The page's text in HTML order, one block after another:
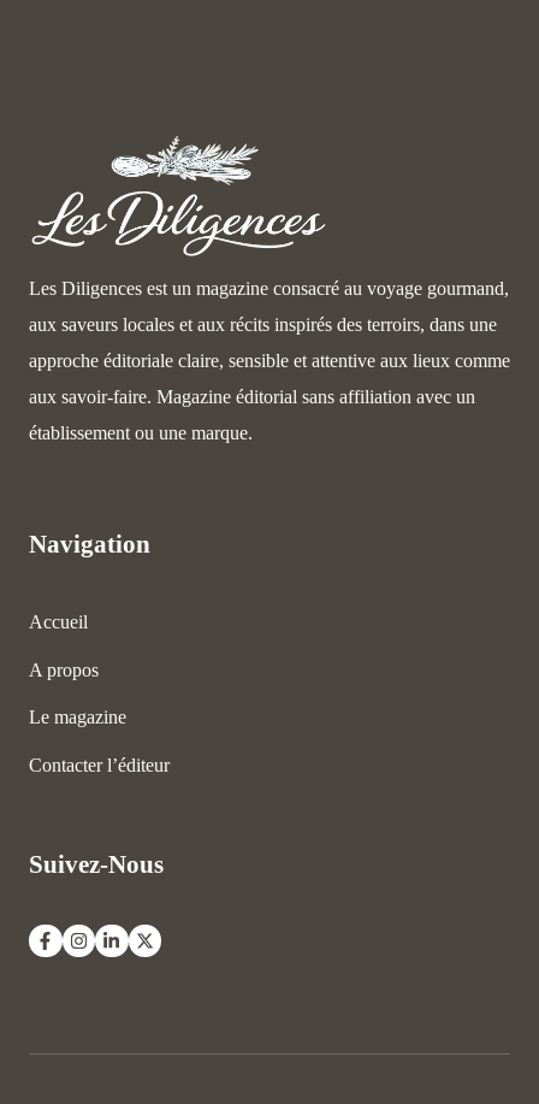
Les Diligences est un magazine consacré au voyage gourmand,
aux saveurs locales et aux récits inspirés des terroirs, dans une
approche éditoriale claire, sensible et attentive aux lieux comme
aux savoir-faire. Magazine éditorial sans affiliation avec un
établissement ou une marque.
Navigation
Accueil
A propos
Le magazine
Contacter l’éditeur
Suivez-Nous